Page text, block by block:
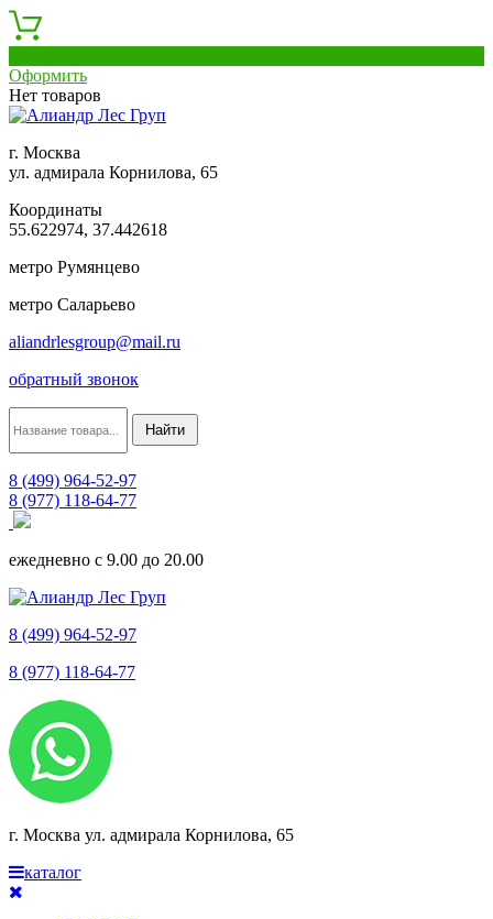
Оформить
Нет товаров
г. Москва
ул. адмирала Корнилова, 65
Координаты
55.622974, 37.442618
метро Румянцево
метро Саларьево
aliandrlesgroup@mail.ru
обратный звонок
8 (499) 964-52-97
8 (977) 118-64-77
ежедневно с 9.00 до 20.00
8 (499) 964-52-97
8 (977) 118-64-77
г. Москва ул. адмирала Корнилова, 65
каталог